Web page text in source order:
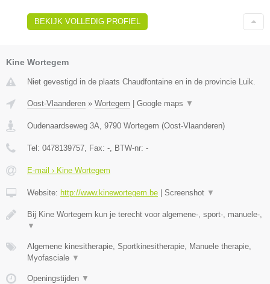
BEKIJK VOLLEDIG PROFIEL
Kine Wortegem
Niet gevestigd in de plaats Chaudfontaine en in de provincie Luik.
Oost-Vlaanderen » Wortegem Google maps ▼
Oudenaardseweg 3A, 9790 Wortegem (Oost-Vlaanderen)
Tel: 0478139757, Fax: -, BTW-nr: -
E-mail › Kine Wortegem
Website: http://www.kinewortegem.be Screenshot ▼
Bij Kine Wortegem kun je terecht voor algemene-, sport-, manuele-,
▼
Algemene kinesitherapie, Sportkinesitherapie, Manuele therapie,
Myofasciale ▼
Openingstijden ▼